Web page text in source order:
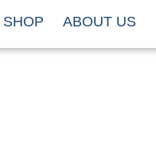
SHOP ABOUT US